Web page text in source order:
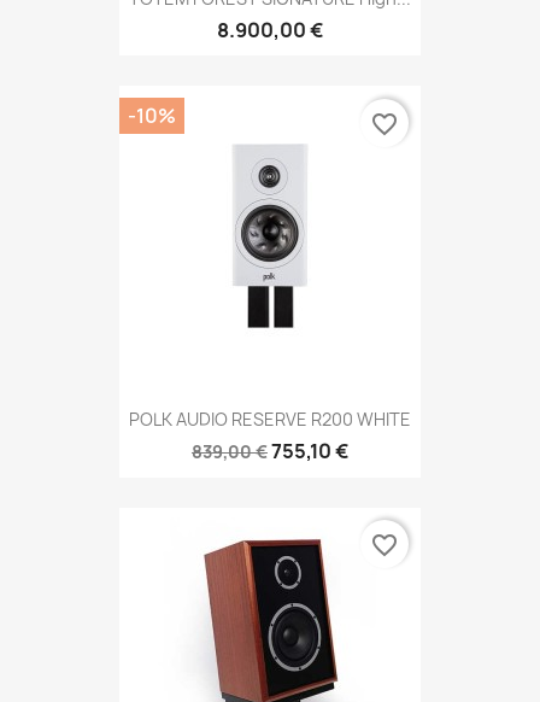
8.900,00 €
POLK AUDIO RESERVE R200 WHITE
839,00 €755,10 €
-10% favorite_border
favorite_border